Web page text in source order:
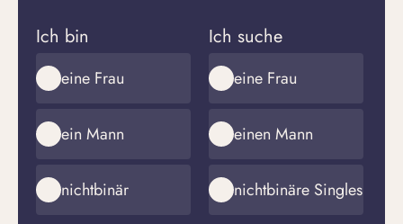
Ich bin
eine Frau
ein Mann
nichtbinär
Ich suche
eine Frau
einen Mann
nichtbinäre Singles